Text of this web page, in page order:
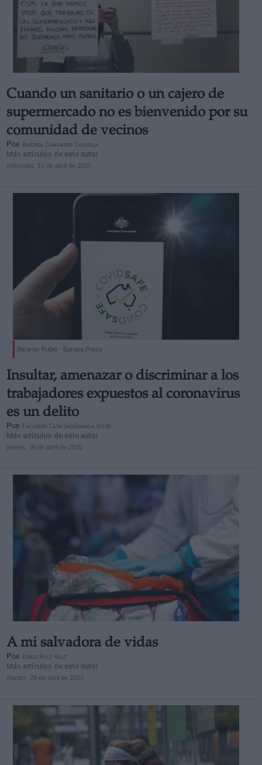
Cuando un sanitario o un cajero de
supermercado no es bienvenido por su
comunidad de vecinos
Por Andrea Chaparro Cayuela
Más artículos de este autor
miércoles, 15 de abril de 2020
Ricardo Rubio - Europa Press
Insultar, amenazar o discriminar a los
trabajadores expuestos al coronavirus
es un delito
Por Facundo Caín Sagárnaga Giles
Más artículos de este autor
jueves, 16 de abril de 2020
A mi salvadora de vidas
Por Diego Ruiz Ruiz
Más artículos de este autor
martes, 28 de abril de 2020